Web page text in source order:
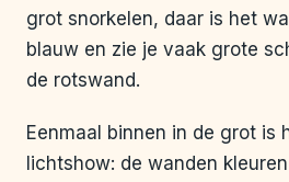
grot snorkelen, daar is het
blauw en zie je vaak grote
de rotswand.
Eenmaal binnen in de grot is
lichtshow: de wanden